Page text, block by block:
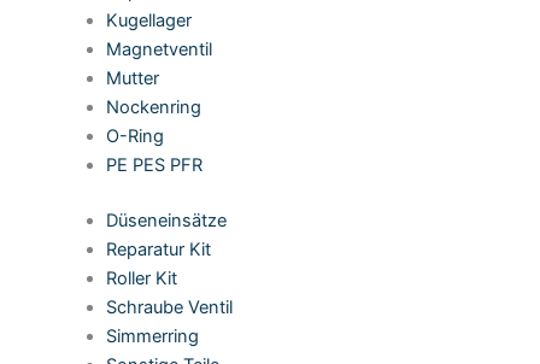
Kugellager
Magnetventil
Mutter
Nockenring
O-Ring
PE PES PFR
Düseneinsätze
Reparatur Kit
Roller Kit
Schraube Ventil
Simmerring